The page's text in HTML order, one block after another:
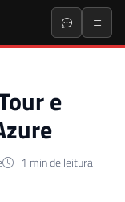
e
1 min de leitura